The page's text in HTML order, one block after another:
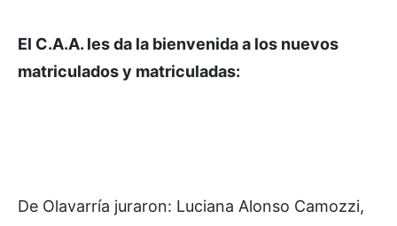
El C.A.A. les da la bienvenida a los nuevos
matriculados y matriculadas:
De Olavarría juraron: Luciana Alonso Camozzi,